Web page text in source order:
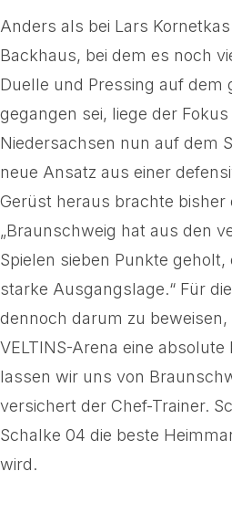
Anders als bei Lars
Backhaus, bei dem es noch
Duelle und Pressing auf dem
gegangen sei, liege der Fokus
Niedersachsen nun auf dem
neue Ansatz aus einer
Gerüst heraus brachte bisher
„Braunschweig hat aus den
Spielen sieben Punkte geholt,
starke Ausgangslage.“ Für
dennoch darum zu beweisen,
VELTINS-Arena eine absolute
lassen wir uns von
versichert der Chef-Trainer.
Schalke 04 die beste
wird.